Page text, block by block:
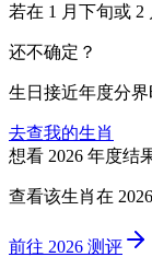
若在 1 月下旬或 2
还不确定？
生日接近年度分界
去查我的生肖
想看 2026 年度结
查看该生肖在
前往 2026 测评